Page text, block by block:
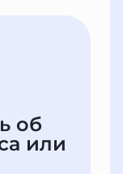
об
или